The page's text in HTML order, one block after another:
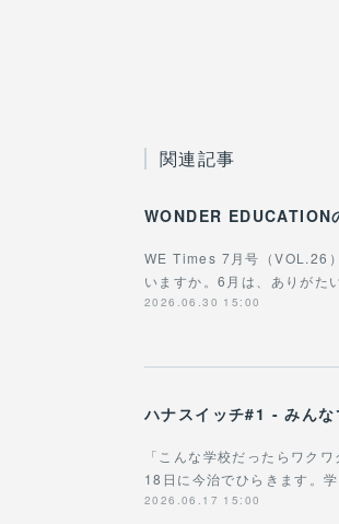
関連記事
WE Times 7月号（VOL.26
いますか。6月は、ありがた
2026.06.30 15:00
ハナスイッチ#1 - みんな
「こんな学校だったらワク
18日に今治でひらきます。
2026.06.17 15:00